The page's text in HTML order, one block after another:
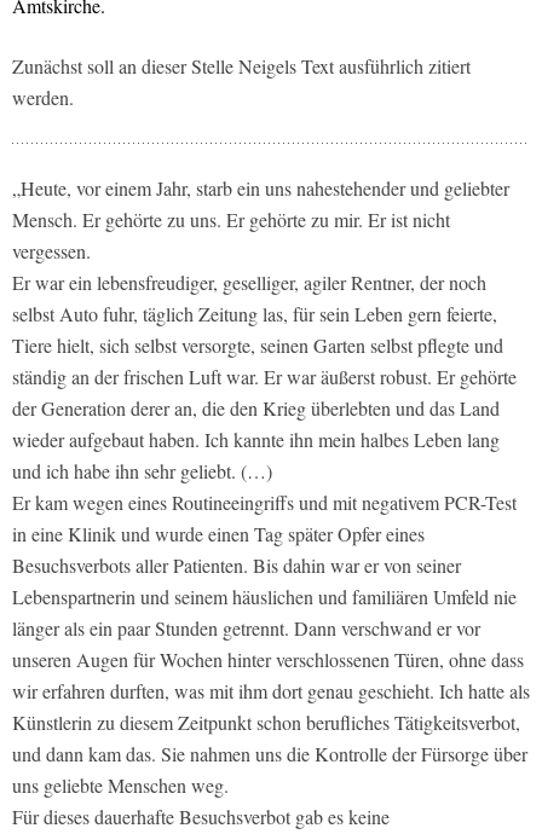
Amtskirche.
Zunächst soll an dieser Stelle Neigels Text ausführlich zitiert
werden.
„Heute, vor einem Jahr, starb ein uns nahestehender und geliebter
Mensch. Er gehörte zu uns. Er gehörte zu mir. Er ist nicht
vergessen.
Er war ein lebensfreudiger, geselliger, agiler Rentner, der noch
selbst Auto fuhr, täglich Zeitung las, für sein Leben gern feierte,
Tiere hielt, sich selbst versorgte, seinen Garten selbst pflegte und
ständig an der frischen Luft war. Er war äußerst robust. Er gehörte
der Generation derer an, die den Krieg überlebten und das Land
wieder aufgebaut haben. Ich kannte ihn mein halbes Leben lang
und ich habe ihn sehr geliebt. (…)
Er kam wegen eines Routineeingriffs und mit negativem PCR-Test
in eine Klinik und wurde einen Tag später Opfer eines
Besuchsverbots aller Patienten. Bis dahin war er von seiner
Lebenspartnerin und seinem häuslichen und familiären Umfeld nie
länger als ein paar Stunden getrennt. Dann verschwand er vor
unseren Augen für Wochen hinter verschlossenen Türen, ohne dass
wir erfahren durften, was mit ihm dort genau geschieht. Ich hatte als
Künstlerin zu diesem Zeitpunkt schon berufliches Tätigkeitsverbot,
und dann kam das. Sie nahmen uns die Kontrolle der Fürsorge über
uns geliebte Menschen weg.
Für dieses dauerhafte Besuchsverbot gab es keine